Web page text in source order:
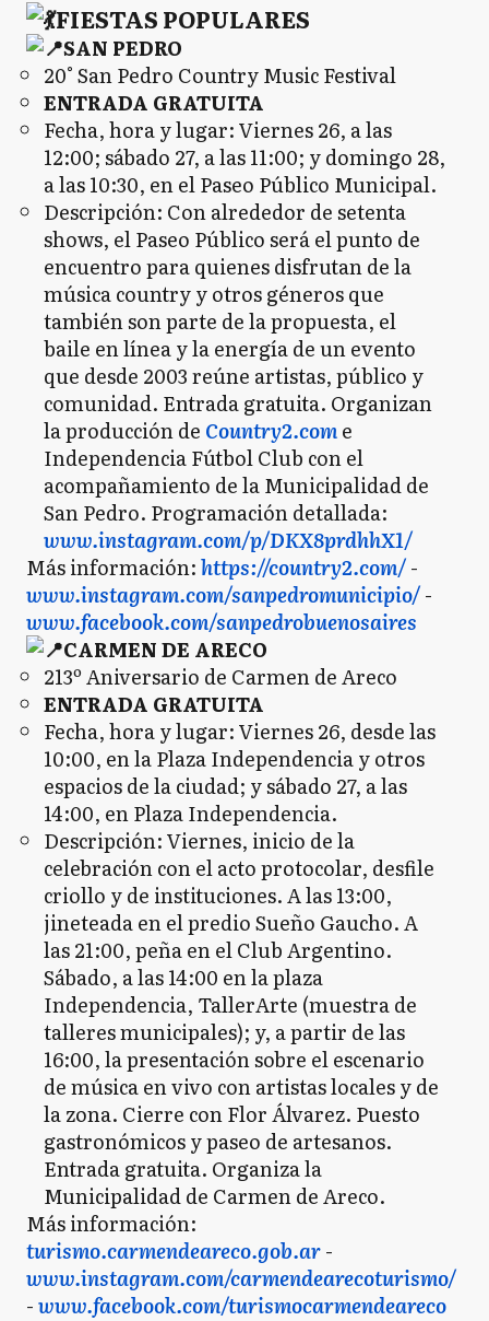
FIESTAS POPULARES
SAN PEDRO
20° San Pedro Country Music Festival
ENTRADA GRATUITA
Fecha, hora y lugar: Viernes 26, a las
12:00; sábado 27, a las 11:00; y domingo 28,
a las 10:30, en el Paseo Público Municipal.
Descripción: Con alrededor de setenta
shows, el Paseo Público será el punto de
encuentro para quienes disfrutan de la
música country y otros géneros que
también son parte de la propuesta, el
baile en línea y la energía de un evento
que desde 2003 reúne artistas, público y
comunidad. Entrada gratuita. Organizan
la producción de Country2.come
Independencia Fútbol Club con el
acompañamiento de la Municipalidad de
San Pedro. Programación detallada:
www.instagram.com/p/DKX8prdhhX1/
Más información:https://country2.com/-
www.instagram.com/sanpedromunicipio/-
www.facebook.com/sanpedrobuenosaires
CARMEN DE ARECO
213º Aniversario de Carmen de Areco
ENTRADA GRATUITA
Fecha, hora y lugar: Viernes 26, desde las
10:00, en la Plaza Independencia y otros
espacios de la ciudad; y sábado 27, a las
14:00, en Plaza Independencia.
Descripción: Viernes, inicio de la
celebración con el acto protocolar, desfile
criollo y de instituciones. A las 13:00,
jineteada en el predio Sueño Gaucho. A
las 21:00, peña en el Club Argentino.
Sábado, a las 14:00 en la plaza
Independencia, TallerArte (muestra de
talleres municipales); y, a partir de las
16:00, la presentación sobre el escenario
de música en vivo con artistas locales y de
la zona. Cierre con Flor Álvarez. Puesto
gastronómicos y paseo de artesanos.
Entrada gratuita. Organiza la
Municipalidad de Carmen de Areco.
Más información:
turismo.carmendeareco.gob.ar-
www.instagram.com/carmendearecoturismo/
-www.facebook.com/turismocarmendeareco